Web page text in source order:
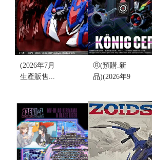
(2026年7月
生產販售...
毒蠍 HILTZ
2000年版
Recolor 組裝
模型 (不挑盒
況)
Ⓑ(預購.新
品)(2026年9
售)TAKARATOMY
LEGACYSOUL
爆球連發!!
彈珠超人 地
獄三頭犬 豪
華套組 (不挑